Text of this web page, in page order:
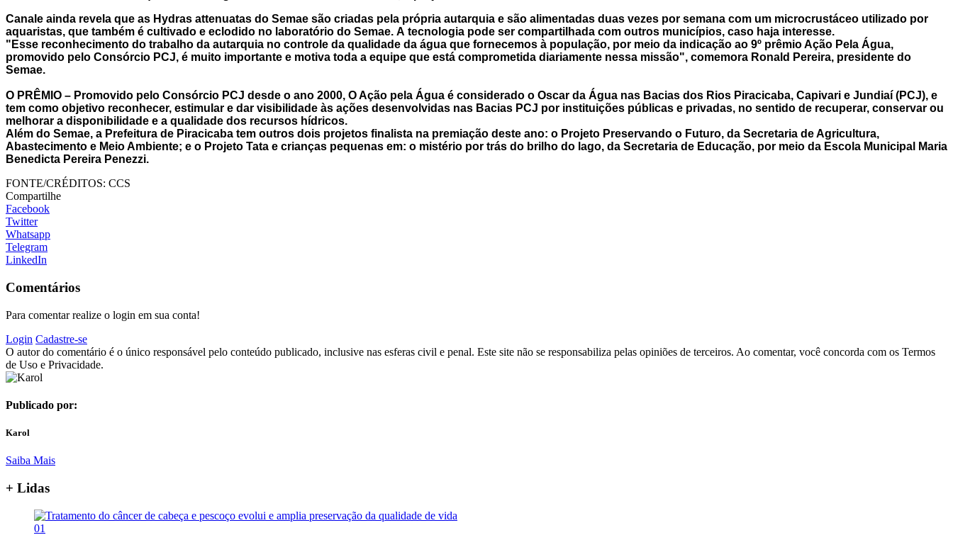
Canale ainda revela que as Hydras attenuatas do Semae são criadas pela própria autarquia e são alimentadas duas vezes por semana com um microcrustáceo utilizado por
aquaristas, que também é cultivado e eclodido no laboratório do Semae. A tecnologia pode ser compartilhada com outros municípios, caso haja interesse.
"Esse reconhecimento do trabalho da autarquia no controle da qualidade da água que fornecemos à população, por meio da indicação ao 9º prêmio Ação Pela Água,
promovido pelo Consórcio PCJ, é muito importante e motiva toda a equipe que está comprometida diariamente nessa missão", comemora Ronald Pereira, presidente do
Semae.
O PRÊMIO – Promovido pelo Consórcio PCJ desde o ano 2000, O Ação pela Água é considerado o Oscar da Água nas Bacias dos Rios Piracicaba, Capivari e Jundiaí (PCJ), e
tem como objetivo reconhecer, estimular e dar visibilidade às ações desenvolvidas nas Bacias PCJ por instituições públicas e privadas, no sentido de recuperar, conservar ou
melhorar a disponibilidade e a qualidade dos recursos hídricos.
Além do Semae, a Prefeitura de Piracicaba tem outros dois projetos finalista na premiação deste ano: o Projeto Preservando o Futuro, da Secretaria de Agricultura,
Abastecimento e Meio Ambiente; e o Projeto Tata e crianças pequenas em: o mistério por trás do brilho do lago, da Secretaria de Educação, por meio da Escola Municipal Maria
Benedicta Pereira Penezzi.
FONTE/CRÉDITOS: CCS
Compartilhe
Facebook
Twitter
Whatsapp
Telegram
LinkedIn
Comentários
Para comentar realize o login em sua conta!
Login Cadastre-se
O autor do comentário é o único responsável pelo conteúdo publicado, inclusive nas esferas civil e penal. Este site não se responsabiliza pelas opiniões de terceiros. Ao comentar, você concorda com os Termos
de Uso e Privacidade.
Publicado por:
Karol
Saiba Mais
+ Lidas
01